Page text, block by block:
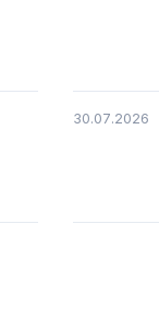
30.07.2026